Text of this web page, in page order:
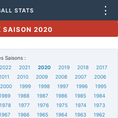
STATS ⋮
SAISON 2020
Saisons :
2022 2021 2020 2019 2018
2017
2010 2009 2008 2007
2006
2000 1999 1998 1997 1996
1995
1988 1987 1986 1985
1984
1978 1977 1976 1975 1974
1973
1966 1965 1964 1963
1962